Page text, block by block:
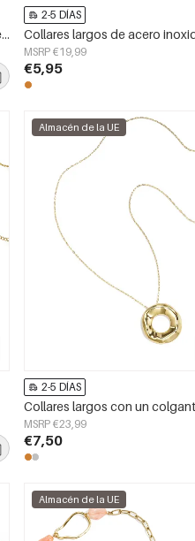
Collares largos de acero inoxidable de forma irregular, sencillos, de la serie Simple Daily para mujer.
2-5 DÍAS
MSRP €19,99
€5,95
Almacén de la UE
2-5 DÍAS
MSRP €23,99
€7,50
Almacén de la UE